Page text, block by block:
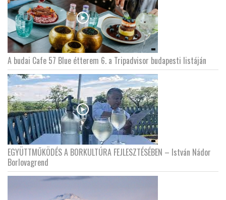
A budai Cafe 57 Blue étterem 6. a Tripadvisor budapesti listáján
EGYÜTTMŰKÖDÉS A BORKULTÚRA FEJLESZTÉSÉBEN – István Nádor
Borlovagrend